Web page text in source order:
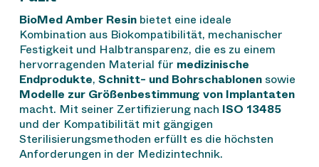
BioMed Amber Resinbietet eine ideale
Kombination aus Biokompatibilität, mechanischer
Festigkeit und Halbtransparenz, die es zu einem
hervorragenden Material für medizinische
Endprodukte, Schnitt- und Bohrschablonensowie
Modelle zur Größenbestimmung von Implantaten
macht. Mit seiner Zertifizierung nach ISO 13485
und der Kompatibilität mit gängigen
Sterilisierungsmethoden erfüllt es die höchsten
Anforderungen in der Medizintechnik.